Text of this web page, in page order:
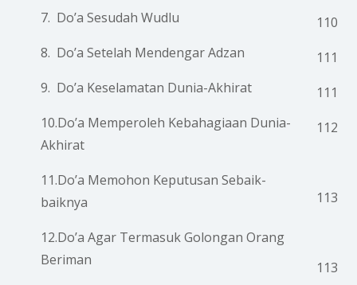
7. Do’a Sesudah Wudlu
8. Do’a Setelah Mendengar Adzan
9. Do’a Keselamatan Dunia-Akhirat
10.Do’a Memperoleh Kebahagiaan Dunia-
Akhirat
11.Do’a Memohon Keputusan Sebaik-
baiknya
12.Do’a Agar Termasuk Golongan Orang
Beriman
110
111
111
112
113
113